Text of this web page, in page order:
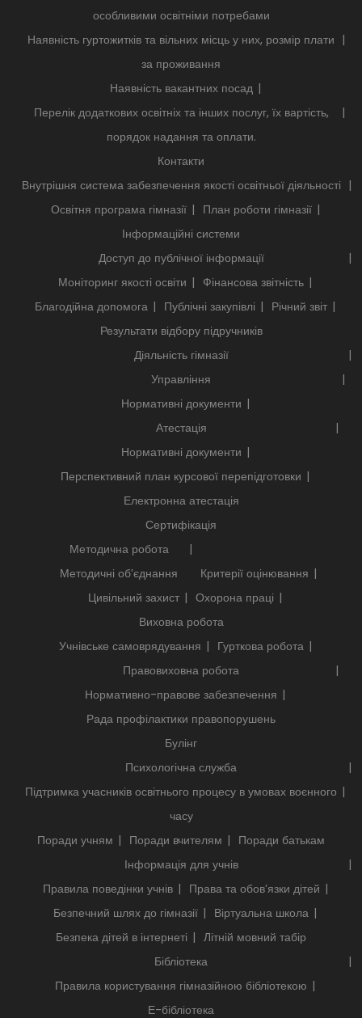
особливими освітніми потребами
Наявність гуртожитків та вільних місць у них, розмір плати
за проживання
Наявність вакантних посад
Перелік додаткових освітніх та інших послуг, їх вартість,
порядок надання та оплати.
Контакти
Внутрішня система забезпечення якості освітньої діяльності
Освітня програма гімназії
План роботи гімназії
Інформаційні системи
Доступ до публічної інформації
Моніторинг якості освіти
Фінансова звітність
Благодійна допомога
Публічні закупівлі
Річний звіт
Результати відбору підручників
Діяльність гімназії
Управління
Нормативні документи
Атестація
Нормативні документи
Перспективний план курсової перепідготовки
Електронна атестація
Сертифікація
Методична робота
Методичні об’єднання
Критерії оцінювання
Цивільний захист
Охорона праці
Виховна робота
Учнівське самоврядування
Гурткова робота
Правовиховна робота
Нормативно-правове забезпечення
Рада профілактики правопорушень
Булінг
Психологічна служба
Підтримка учасників освітнього процесу в умовах воєнного
часу
Поради учням
Поради вчителям
Поради батькам
Інформація для учнів
Правила поведінки учнів
Права та обов’язки дітей
Безпечний шлях до гімназії
Віртуальна школа
Безпека дітей в інтернеті
Літній мовний табір
Бібліотека
Правила користування гімназійною бібліотекою
Е-бібліотека